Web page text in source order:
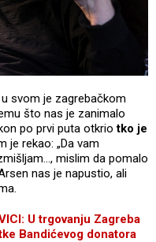
svom je zagrebačkom
što nas je zanimalo
po prvi puta otkriotko je
je rekao: „Da vam
mislim da pomalo
nas je napustio, ali
U trgovanju Zagreba
Bandićevog donatora